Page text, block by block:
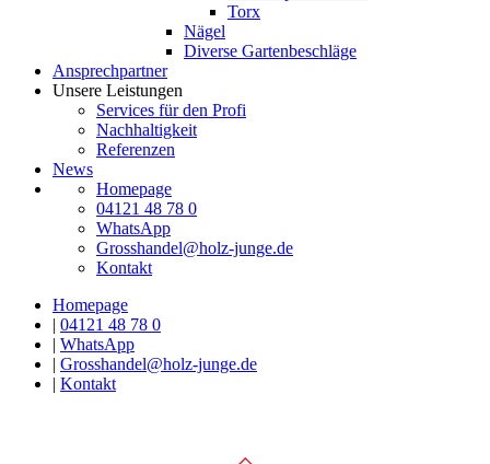
Torx
Nägel
Diverse Gartenbeschläge
Ansprechpartner
Unsere Leistungen
Services für den Profi
Nachhaltigkeit
Referenzen
News
Homepage
04121 48 78 0
WhatsApp
Grosshandel@holz-junge.de
Kontakt
Homepage
| 04121 48 78 0
| WhatsApp
| Grosshandel@holz-junge.de
| Kontakt